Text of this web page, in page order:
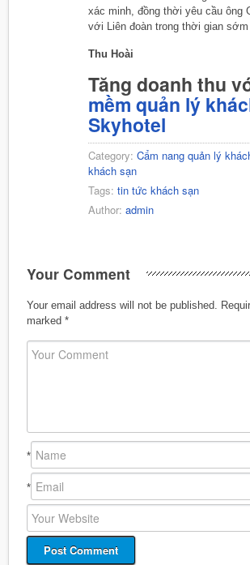
xác minh, đồng thời yêu cầu ông
với Liên đoàn trong thời gian sớm
Thu Hoài
Tăng doanh thu
mềm quản lý
Skyhotel
Category: Cẩm nang quản lý
khách sạn
Tags: tin tức khách sạn
Author: admin
Your Comment
Your email address will not be published.
marked *
*
*